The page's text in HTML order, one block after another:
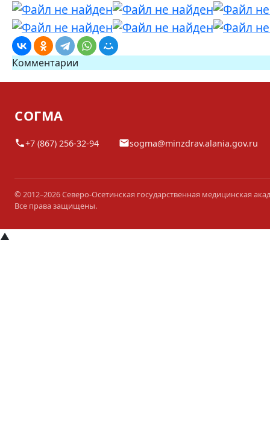
Комментарии
СОГМА
+7 (867) 256-32-94 sogma@minzdrav.alania.gov.ru
© 2012–2026 Северо-Осетинская государственная медицинская
Все права защищены.
▲